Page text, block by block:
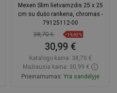
Mexen Slim lietvamzdis 25 x 25
cm su dušo rankena, chromas -
79125112-00
38,70 € −19,92%
30,99 €
Katalogo kaina: 38,70 €
Mažiausia kaina: 30,99 €
Prieinamumas: Yra sandėlyje